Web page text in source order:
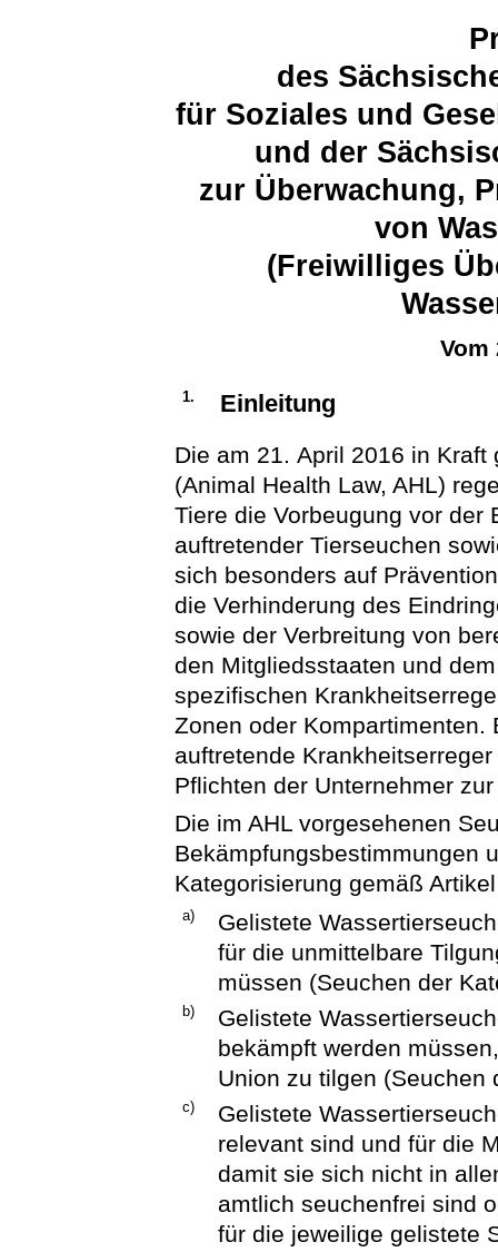
des
für Soziales und
und der
zur Überwachung,
von
(Freiwilliges
Vom
1. Einleitung
Die am 21. April 2016 in
(Animal Health Law, AHL)
Tiere die Vorbeugung vor der
auftretender Tierseuchen
sich besonders auf
die Verhinderung des
sowie der Verbreitung von
den Mitgliedsstaaten und
spezifischen
Zonen oder
auftretende
Pflichten der Unternehmer
Die im AHL vorgesehenen
Bekämpfungsbestimmungen
Kategorisierung gemäß
a)
Gelistete
für die unmittelbare
müssen (Seuchen der
b)
Gelistete
bekämpft werden
Union zu tilgen (Seuchen
c)
Gelistete
relevant sind und für die
damit sie sich nicht in
amtlich seuchenfrei sind
für die jeweilige gelistete